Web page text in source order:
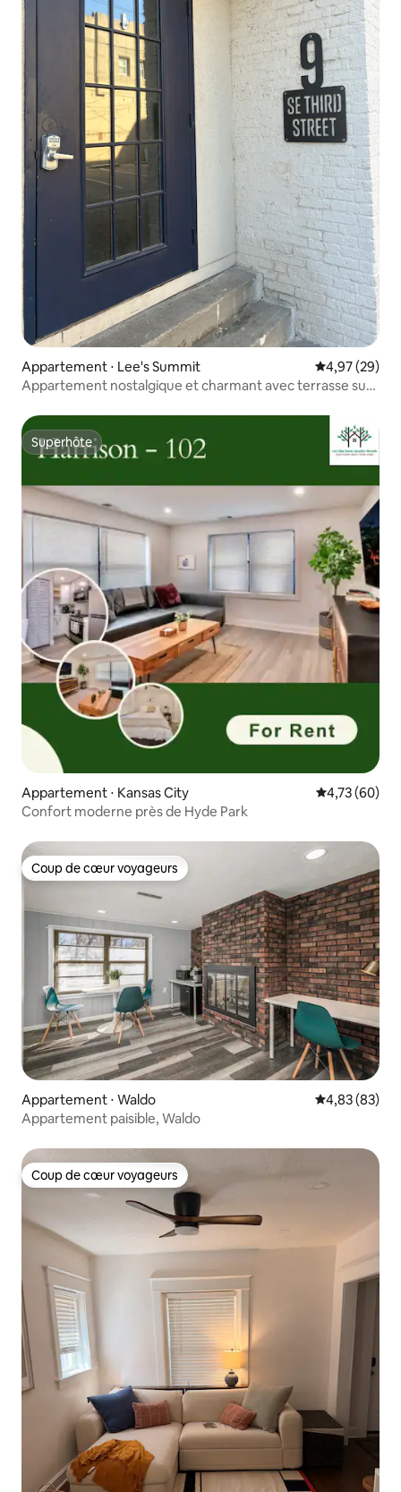
Appartement ⋅ Lee's Summit Évaluation
4,97 (29)
Appartement nostalgique et charmant avec terrasse sur
Superhôte
Superhôte
Appartement ⋅ Kansas City Évaluation
4,73 (60)
Confort moderne près de Hyde Park
Coup de cœur voyageurs
Coup de cœur voyageurs
Appartement ⋅ Waldo Évaluation
4,83 (83)
Appartement paisible, Waldo
Coup de cœur voyageurs
Coup de cœur voyageurs